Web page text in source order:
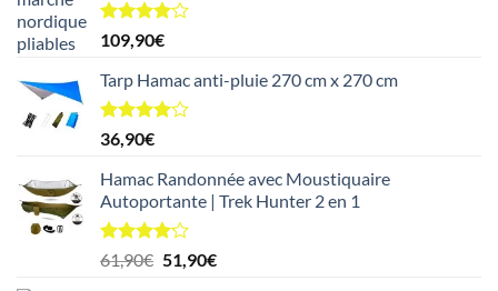
Note
4.00sur
5
109,90€
Tarp Hamac anti-pluie 270 cm x 270 cm
Note
4.00
5
36,90€
Hamac Randonnée avec Moustiquaire
Autoportante | Trek Hunter 2 en 1
Note
4.13
61,90€ Le
51,90€Le